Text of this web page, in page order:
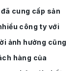
cung cấp sản
công ty với
ảnh hưởng cũng
hàng của